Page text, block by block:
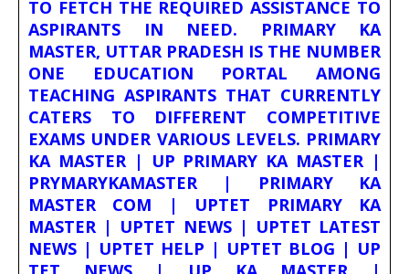
TO FETCH THE REQUIRED ASSISTANCE TO
ASPIRANTS IN NEED. PRIMARY KA
MASTER, UTTAR PRADESH IS THE NUMBER
ONE EDUCATION PORTAL AMONG
TEACHING ASPIRANTS THAT CURRENTLY
CATERS TO DIFFERENT COMPETITIVE
EXAMS UNDER VARIOUS LEVELS. PRIMARY
KA MASTER | UP PRIMARY KA MASTER |
PRYMARYKAMASTER | PRIMARY KA
MASTER COM | UPTET PRIMARY KA
MASTER | UPTET NEWS | UPTET LATEST
NEWS | UPTET HELP | UPTET BLOG | UP